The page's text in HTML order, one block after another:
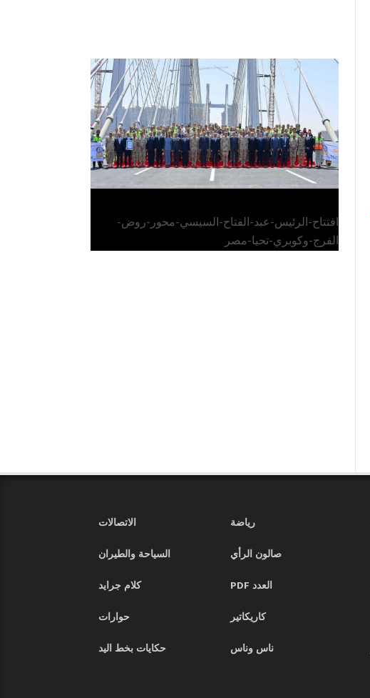
الرئيس عبد الفتاح السيسي يفتتح محور روض
الفرج وكوبري تحيا مصر
افتتاح-الرئيس-عبد-الفتاح-السيسي-محور-روض-
الفرج-وكوبري-تحيا-مصر
رياضة
الاتصالات
صالون الرأي
السياحة والطيران
العدد PDF
كلام جرايد
كاريكاتير
حوارات
ناس وناس
حكايات بخط اليد